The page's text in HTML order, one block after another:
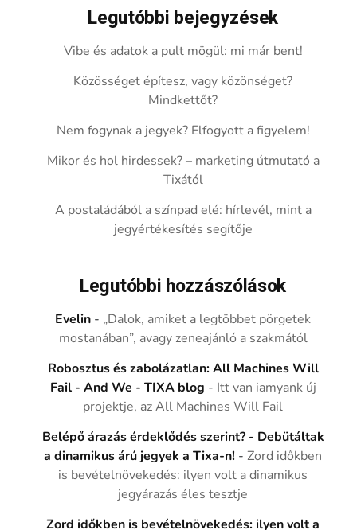
Legutóbbi bejegyzések
Vibe és adatok a pult mögül: mi már bent!
Közösséget építesz, vagy közönséget?
Mindkettőt?
Nem fogynak a jegyek? Elfogyott a figyelem!
Mikor és hol hirdessek? – marketing útmutató a
Tixától
A postaládából a színpad elé: hírlevél, mint a
jegyértékesítés segítője
Legutóbbi hozzászólások
Evelin - „Dalok, amiket a legtöbbet pörgetek
mostanában”, avagy zeneajánló a szakmától
Robosztus és zabolázatlan: All Machines Will
Fail - And We - TIXA blog - Itt van iamyank új
projektje, az All Machines Will Fail
Belépő árazás érdeklődés szerint? - Debütáltak
a dinamikus árú jegyek a Tixa-n! -Zord időkben
is bevételnövekedés: ilyen volt a dinamikus
jegyárazás éles tesztje
Zord időkben is bevételnövekedés: ilyen volt a